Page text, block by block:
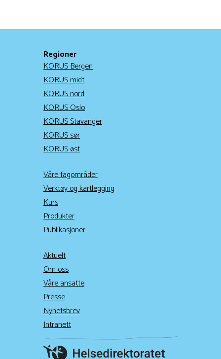
Regioner
KORUS Bergen
KORUS midt
KORUS nord
KORUS Oslo
KORUS Stavanger
KORUS sør
KORUS øst
Våre fagområder
Verktøy og kartlegging
Kurs
Produkter
Publikasjoner
Aktuelt
Om oss
Våre ansatte
Presse
Nyhetsbrev
Intranett